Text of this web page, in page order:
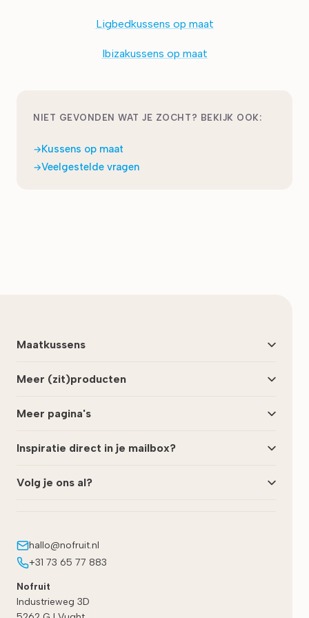
Ligbedkussens op maat
Ibizakussens op maat
NIET GEVONDEN WAT JE ZOCHT? BEKIJK OOK:
Kussens op maat
Veelgestelde vragen
Maatkussens
Meer (zit)producten
Meer pagina's
Inspiratie direct in je mailbox?
Volg je ons al?
hallo@nofruit.nl
+31 73 65 77 883
Nofruit
Industrieweg 3D